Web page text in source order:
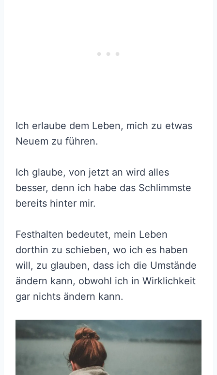
Ich erlaube dem Leben, mich zu etwas
Neuem zu führen.
Ich glaube, von jetzt an wird alles
besser, denn ich habe das Schlimmste
bereits hinter mir.
Festhalten bedeutet, mein Leben
dorthin zu schieben, wo ich es haben
will, zu glauben, dass ich die Umstände
ändern kann, obwohl ich in Wirklichkeit
gar nichts ändern kann.